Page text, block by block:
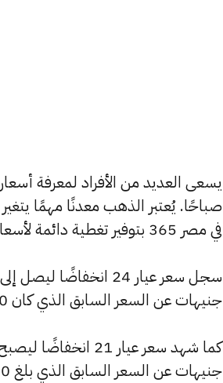
صباحًا. يُعتبر الذهب معدنًا مهمًا
في مصر 365 بتوفير تغطية دائمة لأسعار الذهب الآن وفي هذا المقال، سنتعرف على كافة أسعار الأعيرة.
جنيهات عن السعر السابق الذي كان 8170 جنيهًا للبيع و8115 جنيهًا للشراء.
جنيهات عن السعر السابق الذي بلغ 7150 جنيهًا للبيع و7100 جنيهًا للشراء.